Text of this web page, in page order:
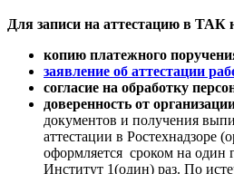
Для записи на аттестацию в ТАК
копию платежного
заявление об аттестации
cогласие на обработку
доверенность от
документов и получения
аттестации в Ростехнадзоре
оформляется сроком на один
Институт 1(один) раз. По